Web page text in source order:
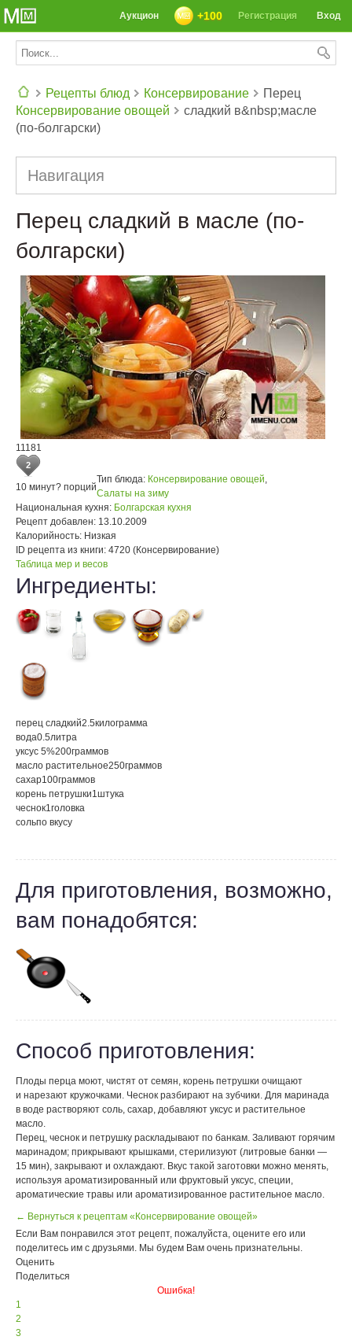
Вход
Регистрация
+100
Аукцион
Рецепты блюд
Консервирование
Консервирование овощей
Перец
сладкий в&nbsp;масле
(по-болгарски)
Навигация
Перец сладкий в масле (по-
болгарски)
11181
2
10 минут? порций
Тип блюда: Консервирование овощей,
Салаты на зиму
Национальная кухня: Болгарская кухня
Рецепт добавлен: 13.10.2009
Калорийность: Низкая
ID рецепта из книги: 4720 (Консервирование)
Таблица мер и весов
Ингредиенты:
перец сладкий2.5килограмма
вода0.5литра
уксус 5%200граммов
масло растительное250граммов
сахар100граммов
корень петрушки1штука
чеснок1головка
сольпо вкусу
Для приготовления, возможно,
вам понадобятся:
Способ приготовления:
Плоды перца моют, чистят от семян, корень петрушки очищают
и нарезают кружочками. Чеснок разбирают на зубчики. Для маринада
в воде растворяют соль, сахар, добавляют уксус и растительное
масло.
Перец, чеснок и петрушку раскладывают по банкам. Заливают горячим
маринадом; прикрывают крышками, стерилизуют (литровые банки —
15 мин), закрывают и охлаждают. Вкус такой заготовки можно менять,
используя ароматизированный или фруктовый уксус, специи,
ароматические травы или ароматизированное растительное масло.
← Вернуться к рецептам «Консервирование овощей»
Если Вам понравился этот рецепт, пожалуйста, оцените его или
поделитесь им с друзьями. Мы будем Вам очень признательны.
Оценить
Поделиться
Ошибка!
1
2
3